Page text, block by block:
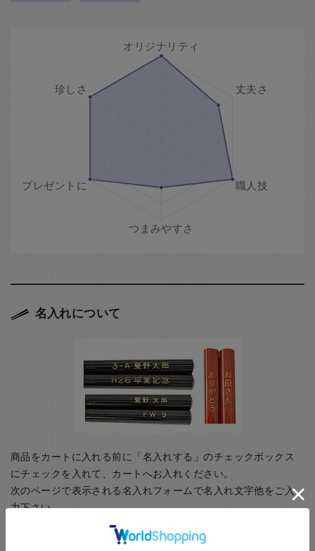
名入れについて
商品をカートに入れる前に「名入れする」のチェックボックス
にチェックを入れて、カートへお入れください。
次のページで表示される名入れフォームで名入れ文字他をご入
力下さい。
（異なる文字の名入れをご希望の場合は一つずつカートに入れ
ていただき、それぞれ名入れフォームをご入力下さい）